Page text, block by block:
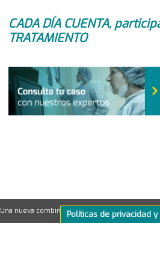
Una nueva combinación de fármacos mejora el
CADA DÍA CUENTA,
TRATAMIENTO
Políticas de privacidad